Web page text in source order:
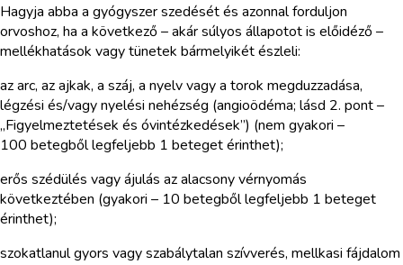
Hagyja abba a gyógyszer szedését és azonnal forduljon
orvoshoz, ha a következő – akár súlyos állapotot is előidéző –
mellékhatások vagy tünetek bármelyikét észleli:
az arc, az ajkak, a száj, a nyelv vagy a torok megduzzadása,
légzési és/vagy nyelési nehézség (angioödéma; lásd 2. pont –
„Figyelmeztetések és óvintézkedések”) (nem gyakori –
100 betegből legfeljebb 1 beteget érinthet);
erős szédülés vagy ájulás az alacsony vérnyomás
következtében (gyakori – 10 betegből legfeljebb 1 beteget
érinthet);
szokatlanul gyors vagy szabálytalan szívverés, mellkasi fájdalom